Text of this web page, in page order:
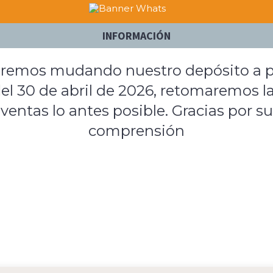
INFORMACIÓN
mudando nuestro depósito a
30 de abril de 2026, retomaremos
ventas lo antes posible. Gracias por su
comprensión